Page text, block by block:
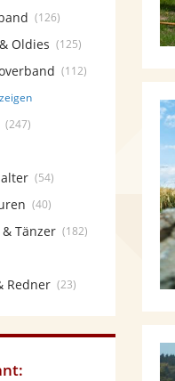
(126)
Oldies (125)
(112)
(247)
(54)
(40)
Tänzer (182)
Redner (23)